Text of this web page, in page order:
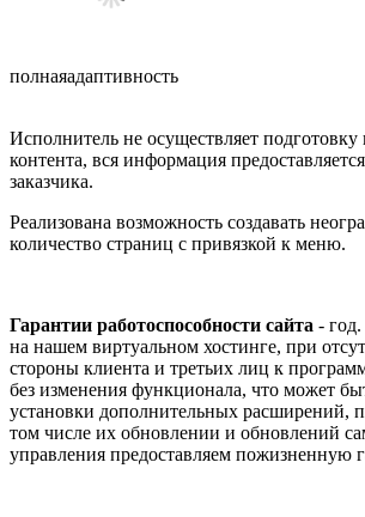
полнаяадаптивность
Исполнитель не осуществляет
контента, вся информация
заказчика.
Реализована возможность создавать
количество страниц с привязкой к меню.
Гарантии работоспособности сайта -
на нашем виртуальном хостинге, при
стороны клиента и третьих лиц к
без изменения функционала, что может
установки дополнительных расширений,
том числе их обновлении и обновлений
управления предоставляем пожизненную